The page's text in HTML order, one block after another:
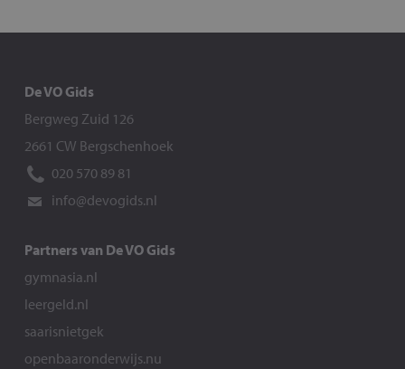
De VO Gids
Bergweg Zuid 126
2661 CW Bergschenhoek
020 570 89 81
info@devogids.nl
Partners van De VO Gids
gymnasia.nl
leergeld.nl
saarisnietgek
openbaaronderwijs.nu